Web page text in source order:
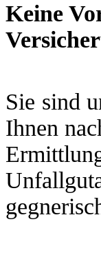
Keine
Sie sind
Ihnen